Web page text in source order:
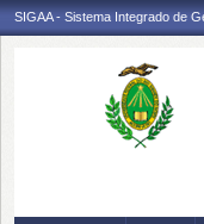
SIGAA - Sistema Integrado de